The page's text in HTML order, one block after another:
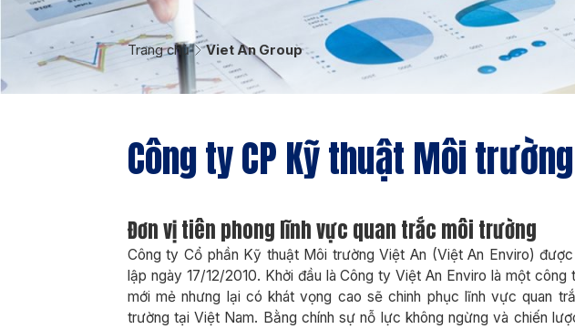
Trang chủ Viet An Group
Công ty CP Kỹ thuật Môi
Đơn vị tiên phong lĩnh vực quan trắc môi trường
Công ty Cổ phần Kỹ thuật Môi trường Việt An (Việt An Enviro) được
lập ngày 17/12/2010. Khởi đầu là Công ty Việt An Enviro là một công
mới mẻ nhưng lại có khát vọng cao sẽ chinh phục lĩnh vực quan
trường tại Việt Nam. Bằng chính sự nỗ lực không ngừng và chiến